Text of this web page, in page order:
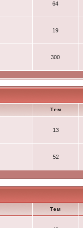
64
19
300
Тем
13
52
Тем